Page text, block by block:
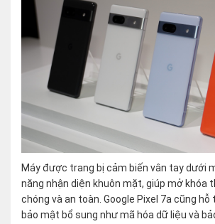
Máy được trang bị cảm biến vân tay dưới
năng nhận diện khuôn mặt, giúp mở khóa
chóng và an toàn. Google Pixel 7a cũng
bảo mật bổ sung như mã hóa dữ liệu và